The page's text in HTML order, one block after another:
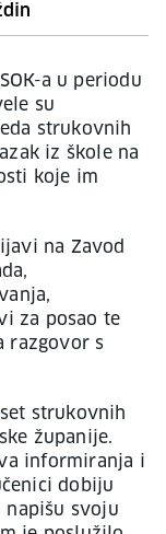
a u periodu
su
strukovnih
iz škole na
koje im
na Zavod
za posao te
razgovor s
strukovnih
županije.
informiranja i
dobiju
svoju